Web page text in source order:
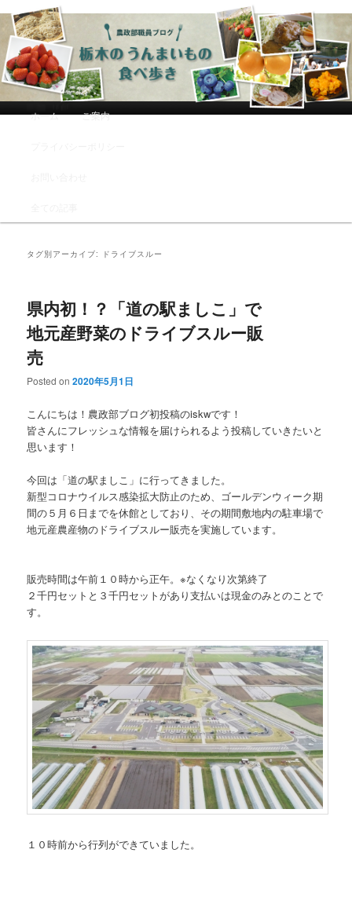
農政部職員ブログ「栃木のうんまい
もの食べ歩き」
メインコンテンツへ移動
サブコンテンツへ移動
ホーム ご案内
タグ別アーカイブ: ドライブスルー
県内初！？「道の駅ましこ」で
地元産野菜のドライブスルー販
売
Posted on2020年5月1日
こんにちは！農政部ブログ初投稿のiskwです！
皆さんにフレッシュな情報を届けられるよう投稿していきたいと
思います！
今回は「道の駅ましこ」に行ってきました。
新型コロナウイルス感染拡大防止のため、ゴールデンウィーク期
間の５月６日までを休館としており、その期間敷地内の駐車場で
地元産農産物のドライブスルー販売を実施しています。
販売時間は午前１０時から正午。※なくなり次第終了
２千円セットと３千円セットがあり支払いは現金のみとのことで
す。
１０時前から行列ができていました。